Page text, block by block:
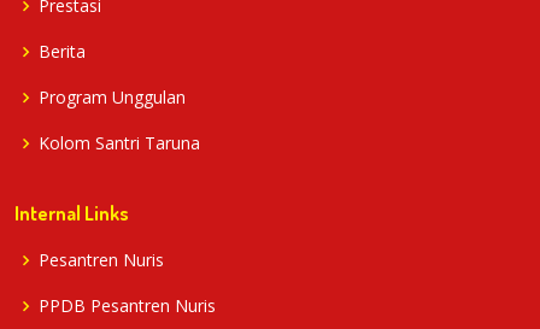
Prestasi
Berita
Program Unggulan
Kolom Santri Taruna
Internal Links
Pesantren Nuris
PPDB Pesantren Nuris